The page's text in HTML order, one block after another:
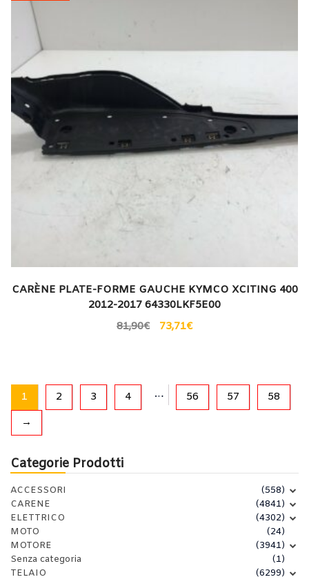
Categorie Prodotti
ACCESSORI
(558)
CARENE
(4841)
ELETTRICO
(4302)
MOTO
(24)
MOTORE
(3941)
Senza categoria
(1)
TELAIO
(6299)
CARÈNE PLATE-FORME GAUCHE KYMCO XCITING 400
2012-2017 64330LKF5E00
81,90€ 73,71€
1 2 3 4 … 56 57
58
→